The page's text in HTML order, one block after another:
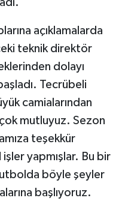
açıklamalarda
teknik direktör
dolayı
Tecrübeli
camialarından
mutluyuz. Sezon
teşekkür
yapmışlar. Bu bir
böyle şeyler
başlıyoruz.